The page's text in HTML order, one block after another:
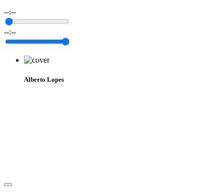
--:--
--:--
Alberto Lopes